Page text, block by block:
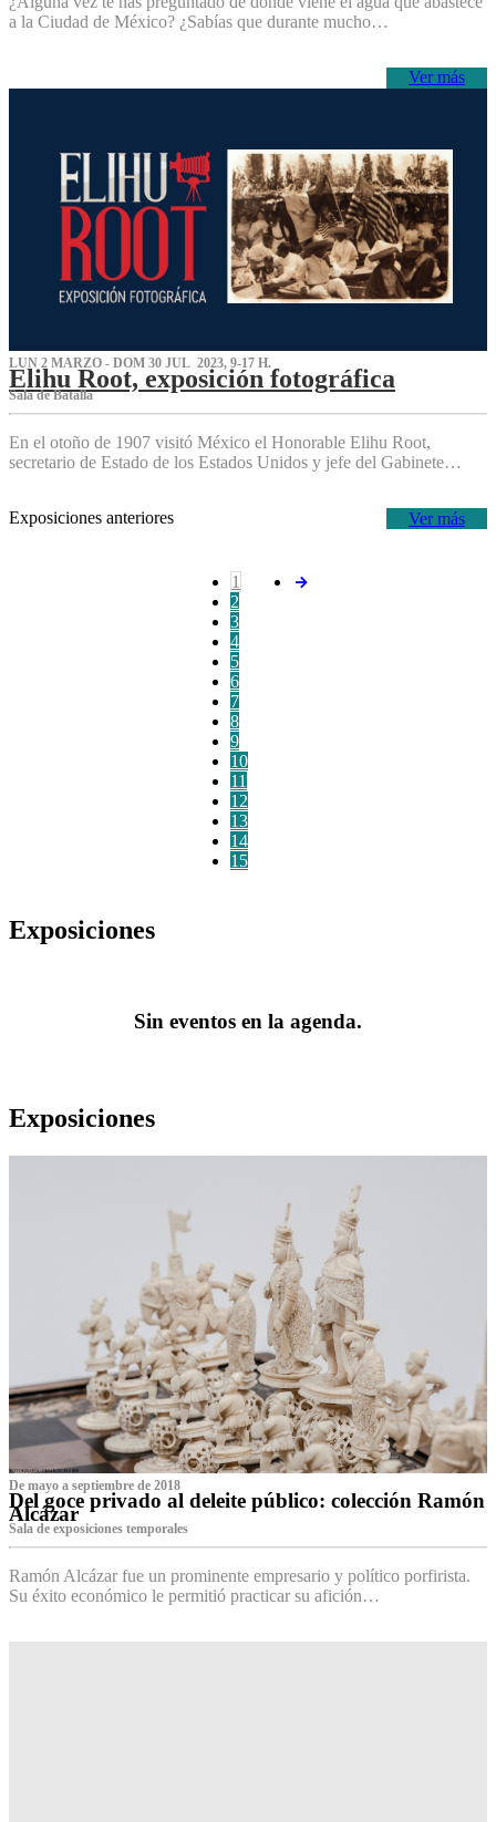
a la Ciudad de México? ¿Sabías que durante mucho…
Ver más
LUN 2 MARZO - DOM 30 JUL 2023, 9-17 H.
Elihu Root, exposición fotográfica
Sala de Batalla
En el otoño de 1907 visitó México el Honorable Elihu Root,
secretario de Estado de los Estados Unidos y jefe del Gabinete…
Ver más
Exposiciones anteriores
1
2
3
4
5
6
7
8
9
10
11
12
13
14
15
Exposiciones
Sin eventos en la agenda.
Exposiciones
De mayo a septiembre de 2018
Del goce privado al deleite público: colección Ramón
Alcázar
Sala de exposiciones temporales
Ramón Alcázar fue un prominente empresario y político porfirista.
Su éxito económico le permitió practicar su afición…